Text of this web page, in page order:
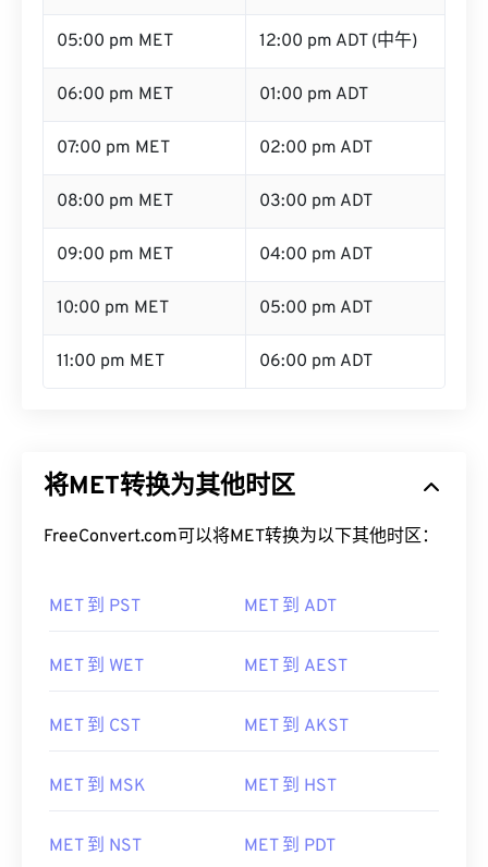
05:00 pm MET 12:00 pm ADT (中午)
06:00 pm MET 01:00 pm ADT
07:00 pm MET 02:00 pm ADT
08:00 pm MET 03:00 pm ADT
09:00 pm MET 04:00 pm ADT
10:00 pm MET 05:00 pm ADT
11:00 pm MET 06:00 pm ADT
将MET转换为其他时区
FreeConvert.com可以将MET转换为以下其他时区：
MET 到 PST MET 到 ADT
MET 到 WET MET 到 AEST
MET 到 CST MET 到 AKST
MET 到 MSK MET 到 HST
MET 到 NST MET 到 PDT